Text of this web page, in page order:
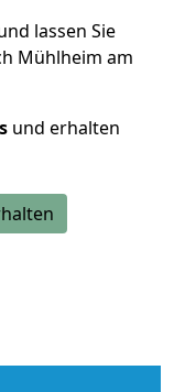
lassen Sie
Mühlheim am
und erhalten